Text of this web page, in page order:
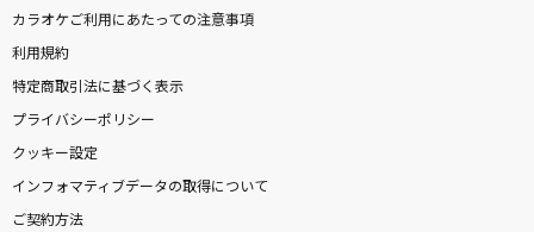
カラオケご利用にあたっての注意事項
利用規約
特定商取引法に基づく表示
プライバシーポリシー
クッキー設定
インフォマティブデータの取得について
ご契約方法